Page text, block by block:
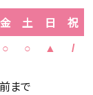
金 土 日 祝
○ ○ ▲ /
まで